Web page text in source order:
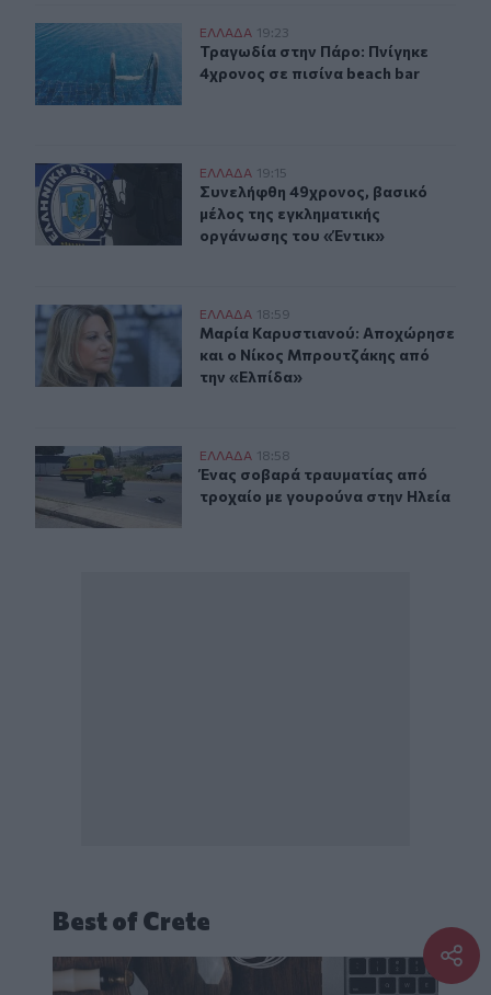
Τραγωδία στην Πάρο: Πνίγηκε 4χρονος σε πισίνα
ΕΛΛAΔΑ 19:23
Τραγωδία στην Πάρο: Πνίγηκε
Τραγωδία στην Πάρο: Πνίγηκε
4χρονος σε πισίνα beach bar
Συνελήφθη 49χρονος, βασικό μέλος της εγκληματικής
ΕΛΛAΔΑ 19:15
Συνελήφθη 49χρονος, βασικό
Συνελήφθη 49χρονος, βασικό
μέλος της εγκληματικής
οργάνωσης του «Έντικ»
Μαρία Καρυστιανού: Αποχώρησε και ο Νίκος
ΕΛΛAΔΑ 18:59
Μαρία Καρυστιανού: Αποχώρησε
Μαρία Καρυστιανού: Αποχώρησε
και ο Νίκος Μπρουτζάκης από
την «Ελπίδα»
Ένας σοβαρά τραυματίας από τροχαίο με γουρούνα
ΕΛΛAΔΑ 18:58
Ένας σοβαρά τραυματίας από
Ένας σοβαρά τραυματίας από
τροχαίο με γουρούνα στην Ηλεία
Best of Crete